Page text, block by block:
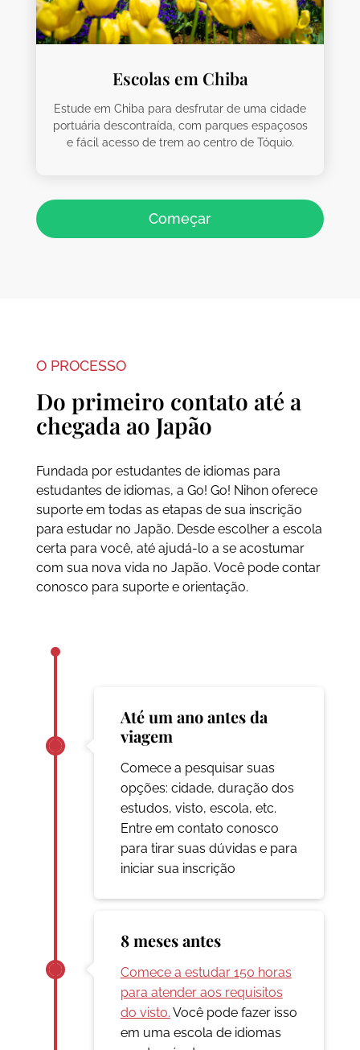
Escolas em Chiba
Estude em Chiba para desfrutar de uma cidade
portuária descontraída, com parques espaçosos
e fácil acesso de trem ao centro de Tóquio.
Começar
O PROCESSO
Do primeiro contato até a
chegada ao Japão
Fundada por estudantes de idiomas para
estudantes de idiomas, a Go! Go! Nihon oferece
suporte em todas as etapas de sua inscrição
para estudar no Japão. Desde escolher a escola
certa para você, até ajudá-lo a se acostumar
com sua nova vida no Japão. Você pode contar
conosco para suporte e orientação.
Até um ano antes da
viagem
Comece a pesquisar suas
opções: cidade, duração dos
estudos, visto, escola, etc.
Entre em contato conosco
para tirar suas dúvidas e para
iniciar sua inscrição
8 meses antes
Comece a estudar 150 horas
para atender aos requisitos
do visto. Você pode fazer isso
em uma escola de idiomas